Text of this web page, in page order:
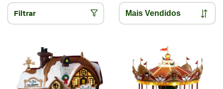
Filtrar